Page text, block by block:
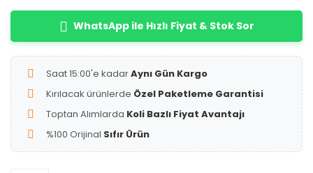
WhatsApp ile Hızlı Fiyat & Stok Sor
Saat 15:00'e kadarAynı Gün Kargo
Kırılacak ürünlerde Özel Paketleme Garantisi
Toptan Alımlarda Koli Bazlı Fiyat Avantajı
%100 Orijinal Sıfır Ürün